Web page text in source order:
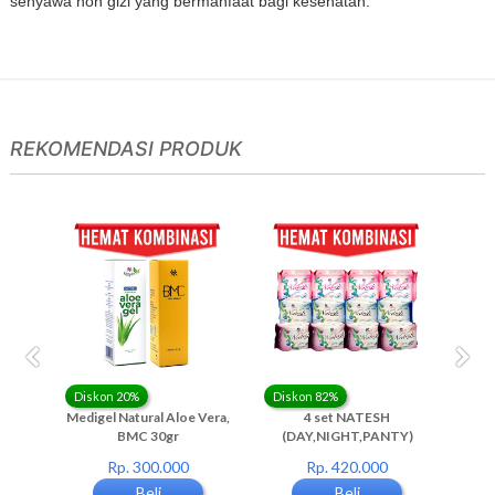
REKOMENDASI PRODUK
Diskon 20%
Medigel Natural Aloe Vera,
BMC 30gr
Rp. 300.000
Diskon 82%
4 set NATESH
(DAY,NIGHT,PANTY)
Rp. 420.000